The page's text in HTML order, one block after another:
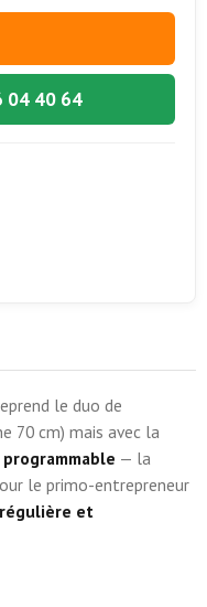
04 40 64
le duo de
70 cm) mais avec la
— la
le primo-entrepreneur
et